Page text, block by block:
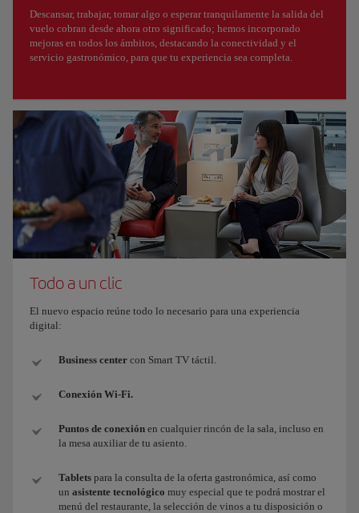
Descansar, trabajar, tomar algo o esperar tranquilamente la salida del
vuelo cobran desde ahora otro significado; hemos incorporado
mejoras en todos los ámbitos, destacando la conectividad y el
servicio gastronómico, para que tu experiencia sea completa.
Todo a un clic
El nuevo espacio reúne todo lo necesario para una experiencia
digital:
Business center con Smart TV táctil.
Conexión Wi-Fi.
Puntos de conexión en cualquier rincón de la sala, incluso en
la mesa auxiliar de tu asiento.
Tablets para la consulta de la oferta gastronómica, así como
un asistente tecnológico muy especial que te podrá mostrar el
menú del restaurante, la selección de vinos a tu disposición o